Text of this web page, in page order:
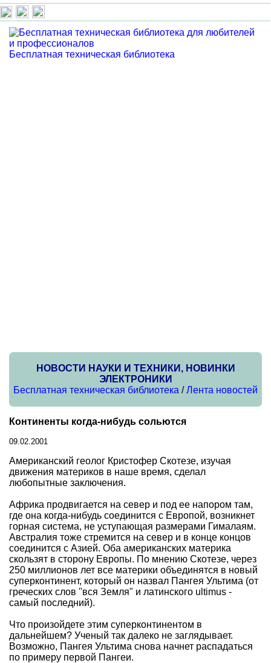
Бесплатная техническая библиотека
НОВОСТИ НАУКИ И ТЕХНИКИ, НОВИНКИ
ЭЛЕКТРОНИКИ
Бесплатная техническая библиотека /Лента новостей
Континенты когда-нибудь сольются
09.02.2001
Американский геолог Кристофер Скотезе, изучая
движения материков в наше время, сделал
любопытные заключения.
Африка продвигается на север и под ее напором там,
где она когда-нибудь соединится с Европой, возникнет
горная система, не уступающая размерами Гималаям.
Австралия тоже стремится на север и в конце концов
соединится с Азией. Оба американских материка
скользят в сторону Европы. По мнению Скотезе, через
250 миллионов лет все материки объединятся в новый
суперконтинент, который он назвал Пангея Ультима (от
греческих слов "вся Земля" и латинского ultimus -
самый последний).
Что произойдете этим суперконтинентом в
дальнейшем? Ученый так далеко не заглядывает.
Возможно, Пангея Ультима снова начнет распадаться
по примеру первой Пангеи.